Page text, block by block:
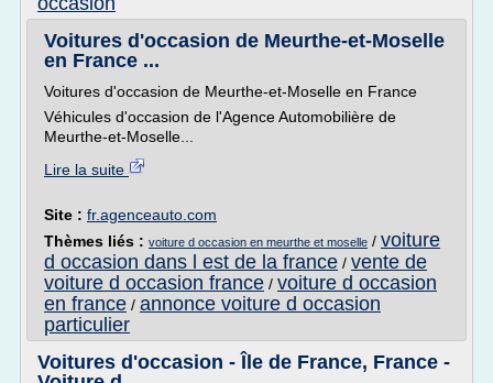
Voitures d'occasion de Meurthe-et-Moselle
en France ...
Voitures d'occasion de Meurthe-et-Moselle en France
Véhicules d'occasion de l'Agence Automobilière de
Meurthe-et-Moselle...
Lire la suite
Site : fr.agenceauto.com
Thèmes liés : voiture d occasion en meurthe et moselle / voiture
d occasion dans l est de la france / vente de
voiture d occasion france / voiture d occasion
en france / annonce voiture d occasion
particulier
Voitures d'occasion - Île de France, France -